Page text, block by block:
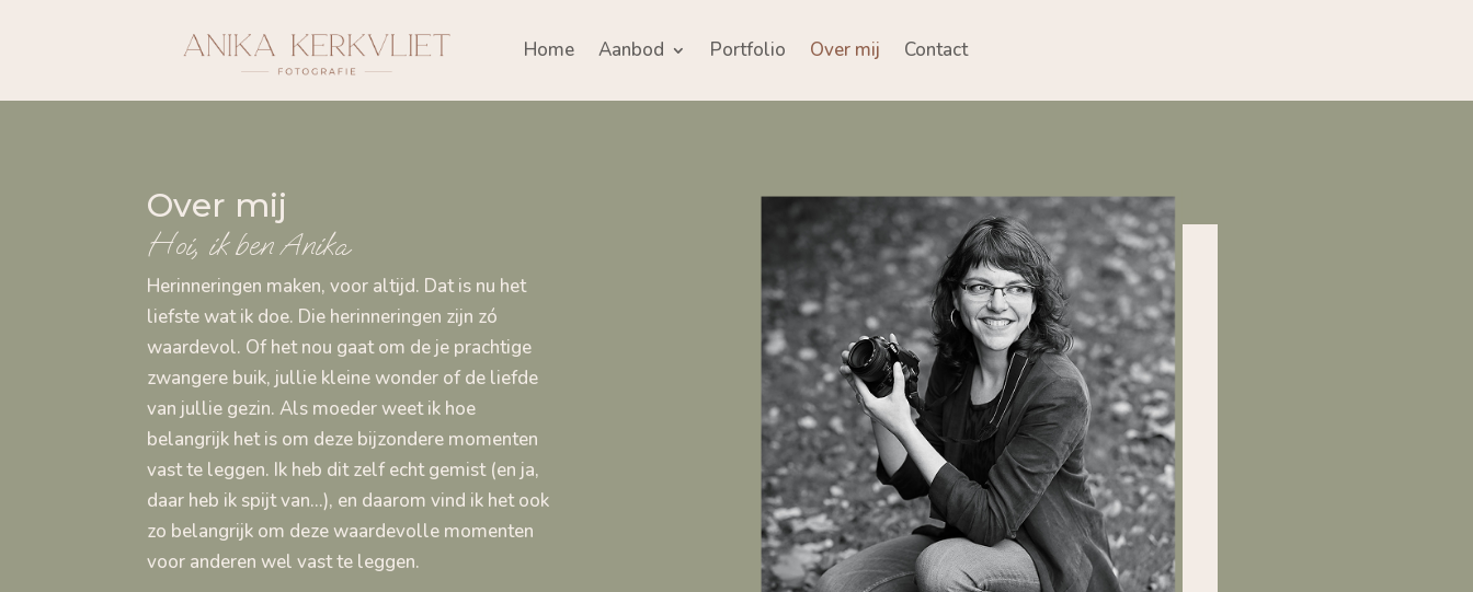
Home Aanbod Portfolio Over mij Contact
Over mij
Hoi, ik ben Anika
Herinneringen maken, voor altijd. Dat is nu het
liefste wat ik doe. Die herinneringen zijn zó
waardevol. Of het nou gaat om de je prachtige
zwangere buik, jullie kleine wonder of de liefde
van jullie gezin. Als moeder weet ik hoe
belangrijk het is om deze bijzondere momenten
vast te leggen. Ik heb dit zelf echt gemist (en ja,
daar heb ik spijt van…), en daarom vind ik het ook
zo belangrijk om deze waardevolle momenten
voor anderen wel vast te leggen.